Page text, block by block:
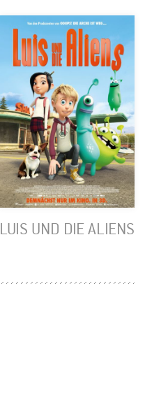
LUIS UND DIE ALIENS